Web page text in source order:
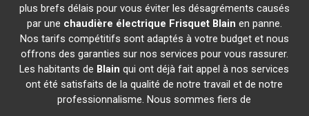
plus brefs délais pour vous éviter les désagréments causés
par une chaudière électrique Frisquet Blain en panne.
Nos tarifs compétitifs sont adaptés à votre budget et nous
offrons des garanties sur nos services pour vous rassurer.
Les habitants de Blain qui ont déjà fait appel à nos services
ont été satisfaits de la qualité de notre travail et de notre
professionnalisme. Nous sommes fiers de